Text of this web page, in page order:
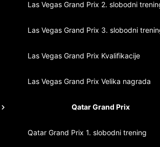
Las Vegas Grand Prix 2. slobodni
Las Vegas Grand Prix 3. slobodni
Las Vegas Grand Prix Kvalifikacije
Las Vegas Grand Prix Velika nagrada
Qatar Grand Prix
Qatar Grand Prix 1. slobodni trening